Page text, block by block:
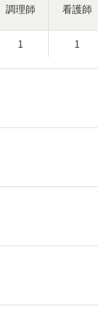
調理師 看護師
1 1